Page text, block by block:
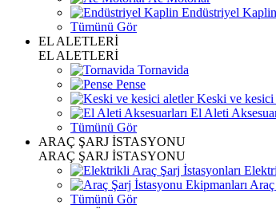
Endüstriyel Kaplin
Tümünü Gör
EL ALETLERİ
EL ALETLERİ
Tornavida
Pense
Keski ve kesici
El Aleti
Tümünü Gör
ARAÇ ŞARJ İSTASYONU
ARAÇ ŞARJ İSTASYONU
Araç
Tümünü Gör